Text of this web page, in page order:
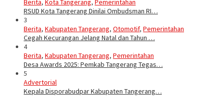
Berita, Kota Tangerang, Pemerintahan
RSUD Kota Tangerang Dinilai Ombudsman RI…
3
Berita, Kabupaten Tangerang, Otomotif, Pemerintahan
Cegah Kecurangan Jelang Natal dan Tahun …
4
Berita, Kabupaten Tangerang, Pemerintahan
Desa Awards 2025: Pemkab Tangerang Tegas…
5
Advertorial
Kepala Disporabudpar Kabupaten Tangerang…